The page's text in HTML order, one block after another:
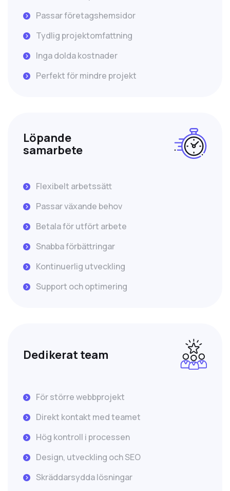
Passar företagshemsidor
Tydlig projektomfattning
Inga dolda kostnader
Perfekt för mindre projekt
Löpande
samarbete
Flexibelt arbetssätt
Passar växande behov
Betala för utfört arbete
Snabba förbättringar
Kontinuerlig utveckling
Support och optimering
Dedikerat team
För större webbprojekt
Direkt kontakt med teamet
Hög kontroll i processen
Design, utveckling och SEO
Skräddarsydda lösningar